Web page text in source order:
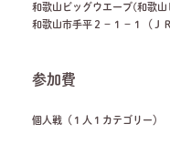
和歌山ビッグウエーブ(和歌山
和歌山市手平２－１－１（Ｊ
参加費
個人戦（１人１カテゴリー）